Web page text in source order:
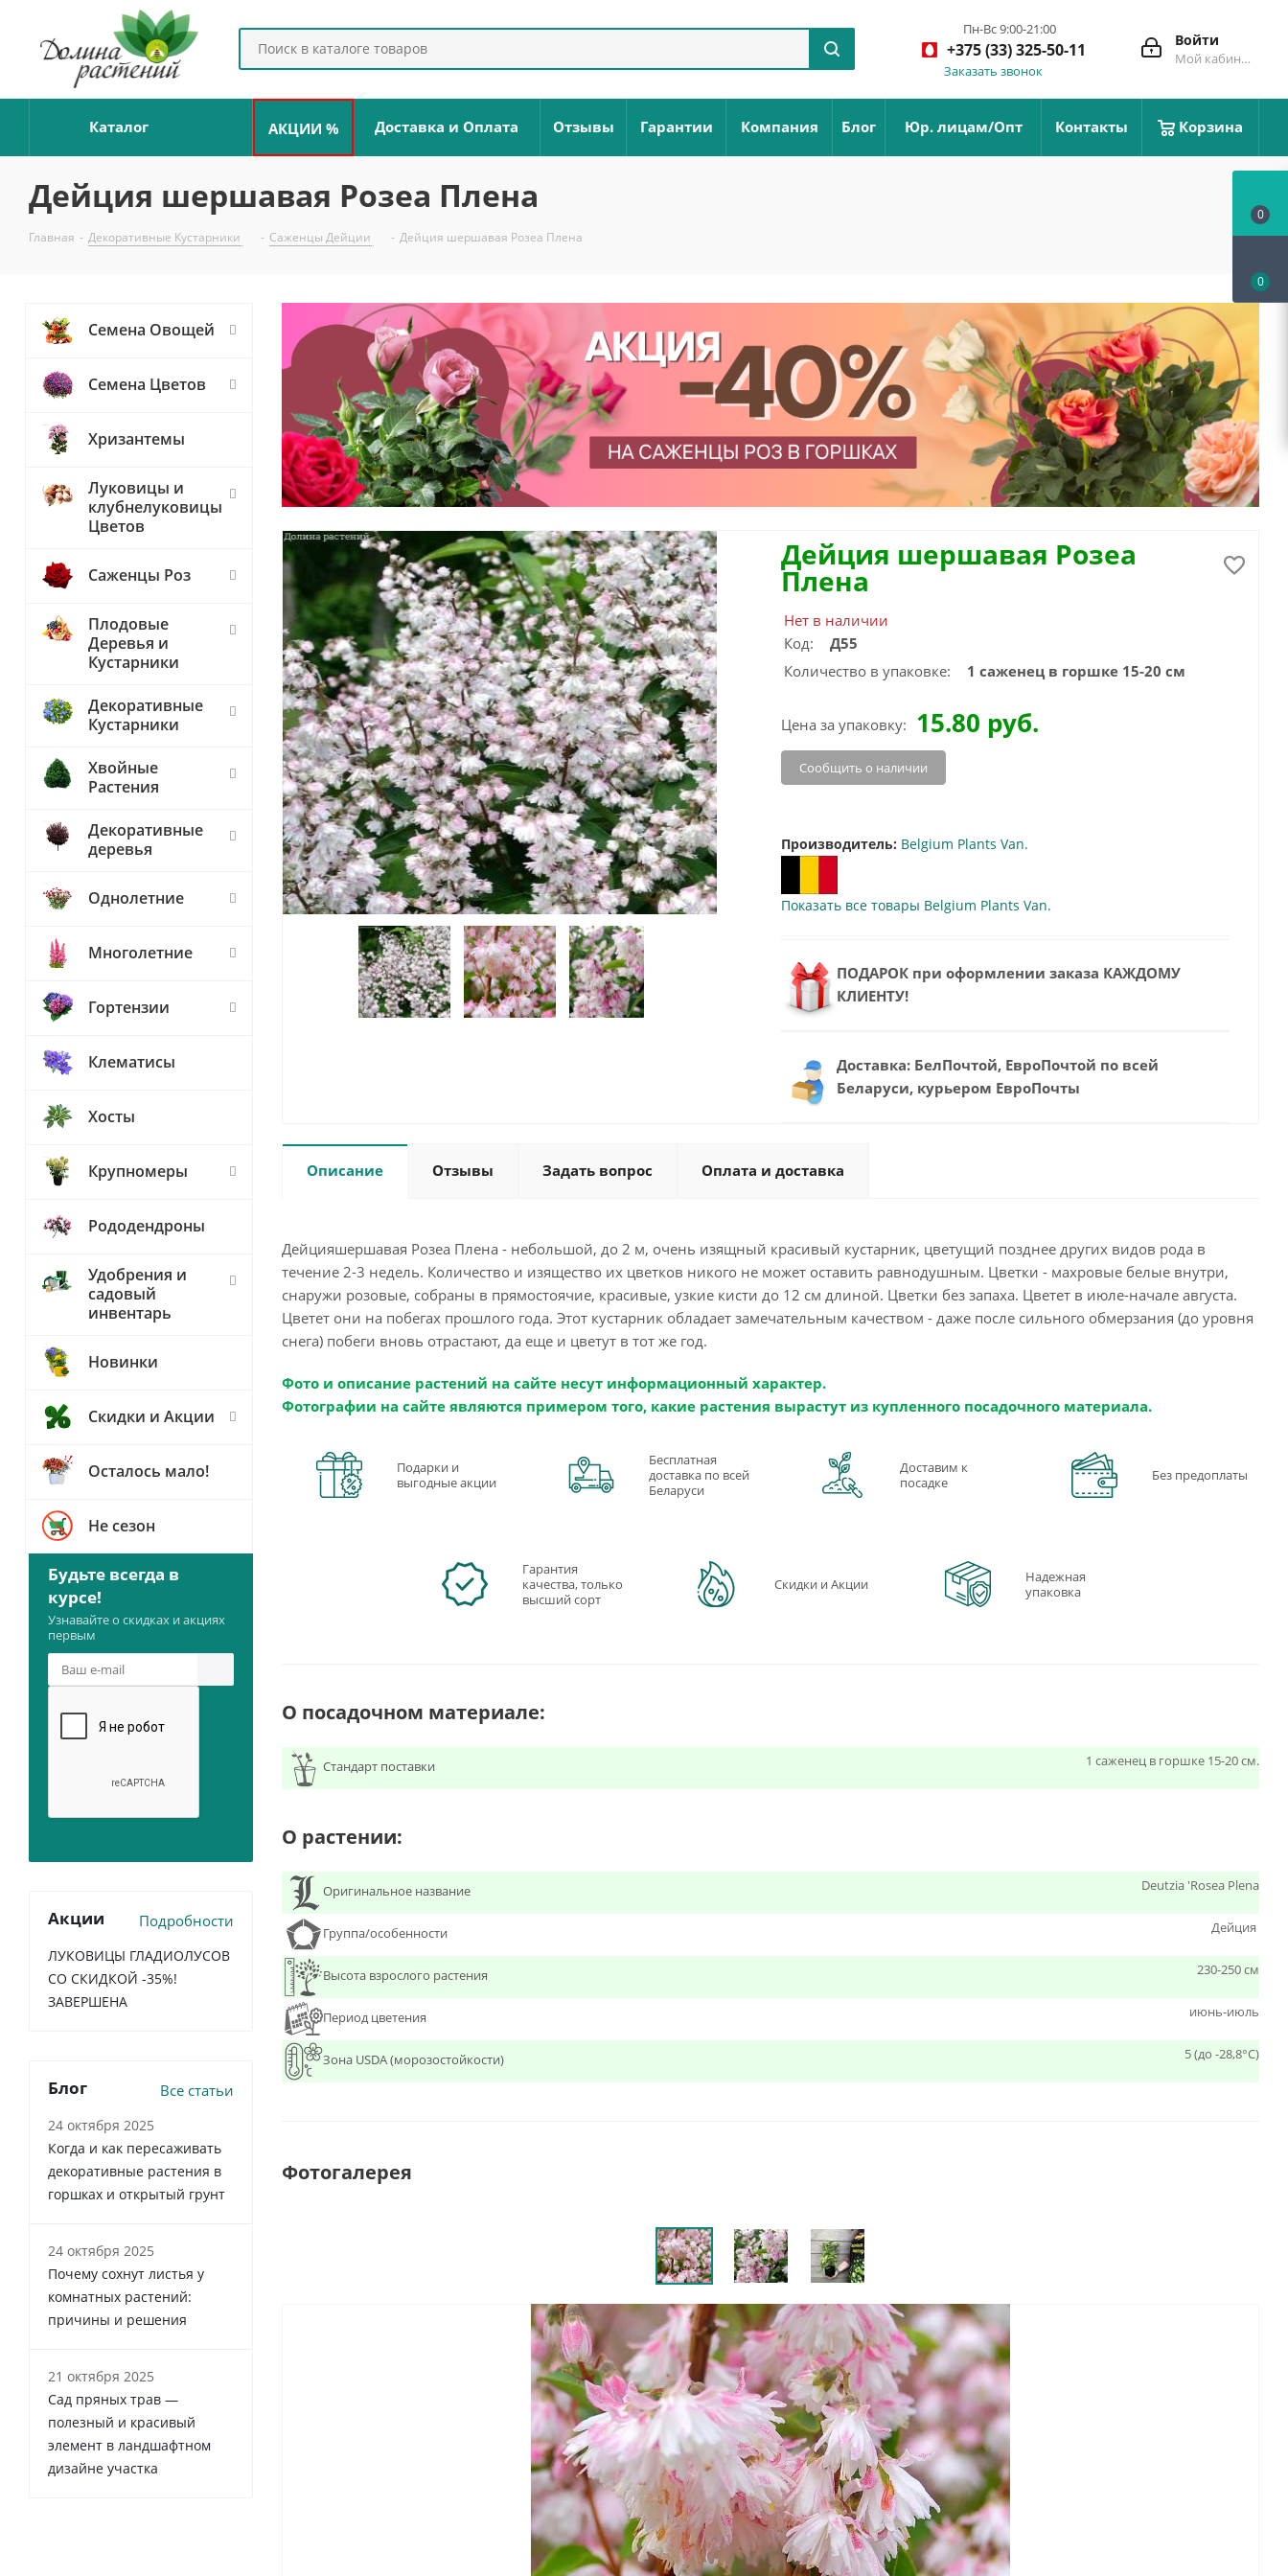
Войти
Мой кабинет
Пн-Вс 9:00-21:00
+375 (33) 325-50-11
Заказать звонок
Каталог АКЦИИ % Доставка и Оплата Отзывы Гарантии Компания Блог Юр. лицам/Опт Контакты Корзина
Дейция шершавая Розеа Плена
Главная - Декоративные Кустарники - Саженцы Дейции - Дейция шершавая Розеа Плена
Дейция шершавая Розеа
Плена
Нет в наличии
Код:
Д55
Количество в упаковке:
1 саженец в горшке 15-20 см
Цена за упаковку: 15.80 руб.
Сообщить о наличии
Производитель: Belgium Plants Van.
Показать все товары Belgium Plants Van.
ПОДАРОК при оформлении заказа КАЖДОМУ
КЛИЕНТУ!
Доставка: БелПочтой, ЕвроПочтой по всей
Беларуси, курьером ЕвроПочты
Описание Отзывы Задать вопрос Оплата и доставка
Дейцияшершавая Розеа Плена - небольшой, до 2 м, очень изящный красивый кустарник, цветущий позднее других видов рода в
течение 2-3 недель. Количество и изящество их цветков никого не может оставить равнодушным. Цветки - махровые белые внутри,
снаружи розовые, собраны в прямостоячие, красивые, узкие кисти до 12 см длиной. Цветки без запаха. Цветет в июле-начале августа.
Цветет они на побегах прошлого года. Этот кустарник обладает замечательным качеством - даже после сильного обмерзания (до уровня
снега) побеги вновь отрастают, да еще и цветут в тот же год.
Фото и описание растений на сайте несут информационный характер.
Фотографии на сайте являются примером того, какие растения вырастут из купленного посадочного материала.
Подарки и
выгодные акции
Бесплатная
доставка по всей
Беларуси
Доставим к
посадке
Без предоплаты
Гарантия
качества, только
высший сорт
Скидки и Акции
Надежная
упаковка
О посадочном материале:
Стандарт поставки 1 саженец в горшке 15-20 см.
О растении:
Оригинальное название Deutzia 'Rosea Plena
Группа/особенности Дейция
Высота взрослого растения 230-250 см
Период цветения июнь-июль
Зона USDA (морозостойкости) 5 (до -28,8°С)
Фотогалерея
Семена Овощей
Семена Цветов
Хризантемы
Луковицы и
клубнелуковицы
Цветов
Саженцы Роз
Плодовые
Деревья и
Кустарники
Декоративные
Кустарники
Хвойные
Растения
Декоративные
деревья
Однолетние
Многолетние
Гортензии
Клематисы
Хосты
Крупномеры
Рододендроны
Удобрения и
садовый
инвентарь
Новинки
Скидки и Акции
Осталось мало!
Не сезон
Будьте всегда в
курсе!
Узнавайте о скидках и акциях
первым
Акции Подробности
ЛУКОВИЦЫ ГЛАДИОЛУСОВ
СО СКИДКОЙ -35%!
ЗАВЕРШЕНА
Блог Все статьи
24 октября 2025
Когда и как пересаживать
декоративные растения в
горшках и открытый грунт
24 октября 2025
Почему сохнут листья у
комнатных растений:
причины и решения
21 октября 2025
Сад пряных трав —
полезный и красивый
элемент в ландшафтном
дизайне участка
0
0